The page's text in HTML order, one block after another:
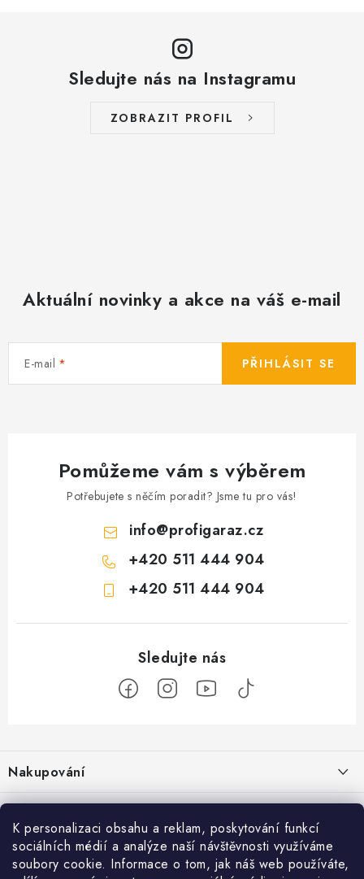
K personalizaci obsahu a reklam, poskytování funkcí
sociálních médií a analýze naší návštěvnosti využíváme
soubory cookie. Informace o tom, jak náš web používáte,
Sledujte nás na Instagramu
ZOBRAZIT PROFIL
Aktuální novinky a akce na váš e-mail
E-mail PŘIHLÁSIT SE
Pomůžeme vám s výběrem
Potřebujete s něčím poradit? Jsme tu pro vás!
info@profigaraz.cz
+420 511 444 904
+420 511 444 904
p
a
Nakupování
Jak nakupovat
Obchodní podmínky
Doprava a platba
Reklamace / vrácení zboží
O nás